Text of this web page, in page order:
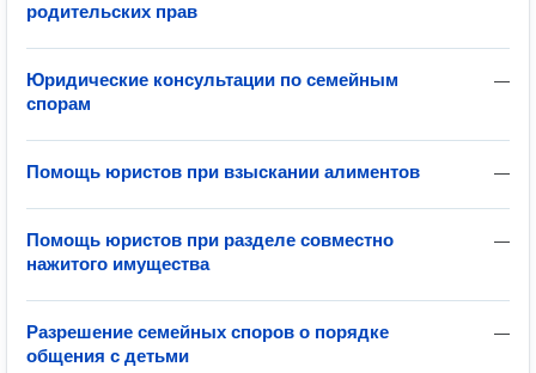
родительских прав
—
Юридические консультации по семейным
спорам
—
Помощь юристов при взыскании алиментов
—
Помощь юристов при разделе совместно
нажитого имущества
—
Разрешение семейных споров о порядке
общения с детьми